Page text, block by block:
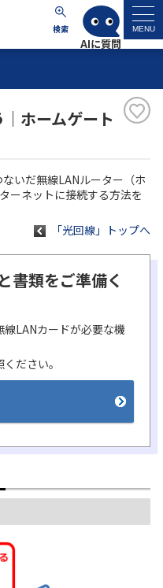
検索 MENU
サービス
ホームゲート
いだ無線LANルーター（ホ
ーネットに接続する方法を
「光回線」トップへ
書類をご準備く
LANカードが必要な機
ださい。